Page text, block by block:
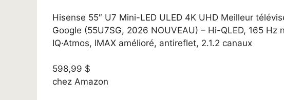
Hisense 55″ U7 Mini-LED ULED 4K UHD Meilleur
Google (55U7SG, 2026 NOUVEAU) – Hi-QLED, 165 Hz
IQ·Atmos, IMAX amélioré, antireflet, 2.1.2 canaux
598,99 $
chez Amazon